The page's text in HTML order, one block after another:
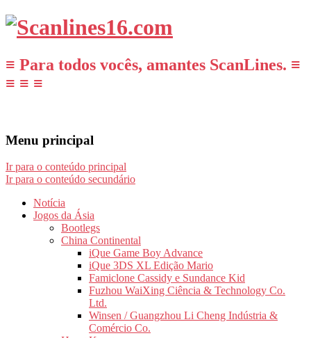
≡ Para todos vocês, amantes ScanLines. ≡
≡ ≡ ≡
Menu principal
Ir para o conteúdo principal
Ir para o conteúdo secundário
Notícia
Jogos da Ásia
Bootlegs
China Continental
iQue Game Boy Advance
iQue 3DS XL Edição Mario
Famiclone Cassidy e Sundance Kid
Fuzhou WaiXing Ciência & Technology Co.
Ltd.
Winsen / Guangzhou Li Cheng Indústria &
Comércio Co.